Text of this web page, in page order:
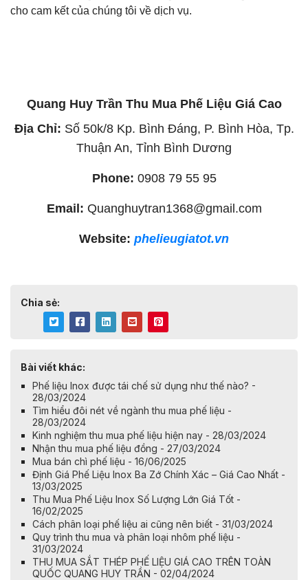
cho cam kết của chúng tôi về dịch vụ.
Quang Huy Trần Thu Mua Phế Liệu Giá Cao
Địa Chỉ: Số 50k/8 Kp. Bình Đáng, P. Bình Hòa, Tp.
Thuận An, Tỉnh Bình Dương
Phone: 0908 79 55 95
Email: Quanghuytran1368@gmail.com
Website: phelieugiatot.vn
Chia sẻ:
Bài viết khác:
Phế liệu Inox được tái chế sử dụng như thế nào? -
28/03/2024
Tìm hiểu đôi nét về ngành thu mua phế liệu -
28/03/2024
Kinh nghiệm thu mua phế liệu hiện nay - 28/03/2024
Nhận thu mua phế liệu đồng - 27/03/2024
Mua bán chì phế liệu - 16/06/2025
Định Giá Phế Liệu Inox Ba Zớ Chính Xác – Giá Cao Nhất -
13/03/2025
Thu Mua Phế Liệu Inox Số Lượng Lớn Giá Tốt -
16/02/2025
Cách phân loại phế liệu ai cũng nên biết - 31/03/2024
Quy trình thu mua và phân loại nhôm phế liệu -
31/03/2024
THU MUA SẮT THÉP PHẾ LIỆU GIÁ CAO TRÊN TOÀN
QUỐC QUANG HUY TRẦN - 02/04/2024